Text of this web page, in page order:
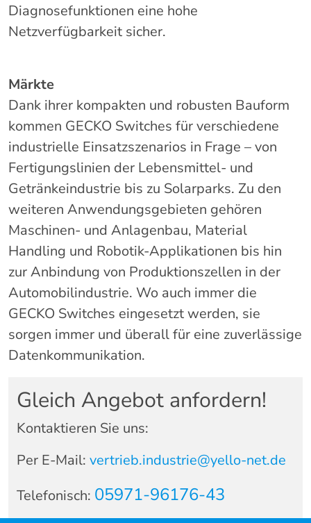
Diagnosefunktionen eine hohe
Netzverfügbarkeit sicher.
Märkte
Dank ihrer kompakten und robusten Bauform
kommen GECKO Switches für verschiedene
industrielle Einsatzszenarios in Frage – von
Fertigungslinien der Lebensmittel- und
Getränkeindustrie bis zu Solarparks. Zu den
weiteren Anwendungsgebieten gehören
Maschinen- und Anlagenbau, Material
Handling und Robotik-Applikationen bis hin
zur Anbindung von Produktionszellen in der
Automobilindustrie. Wo auch immer die
GECKO Switches eingesetzt werden, sie
sorgen immer und überall für eine zuverlässige
Datenkommunikation.
Gleich Angebot anfordern!
Kontaktieren Sie uns:
Per E-Mail: vertrieb.industrie@yello-net.de
Telefonisch: 05971-96176-43